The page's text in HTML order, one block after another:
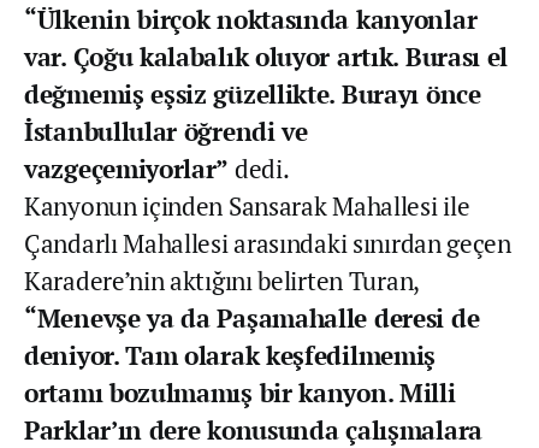
“Ülkenin birçok noktasında kanyonlar
var. Çoğu kalabalık oluyor artık. Burası el
değmemiş eşsiz güzellikte. Burayı önce
İstanbullular öğrendi ve
vazgeçemiyorlar” dedi.
Kanyonun içinden Sansarak Mahallesi ile
Çandarlı Mahallesi arasındaki sınırdan geçen
Karadere’nin aktığını belirten Turan,
“Menevşe ya da Paşamahalle deresi de
deniyor. Tam olarak keşfedilmemiş
ortamı bozulmamış bir kanyon. Milli
Parklar’ın dere konusunda çalışmalara